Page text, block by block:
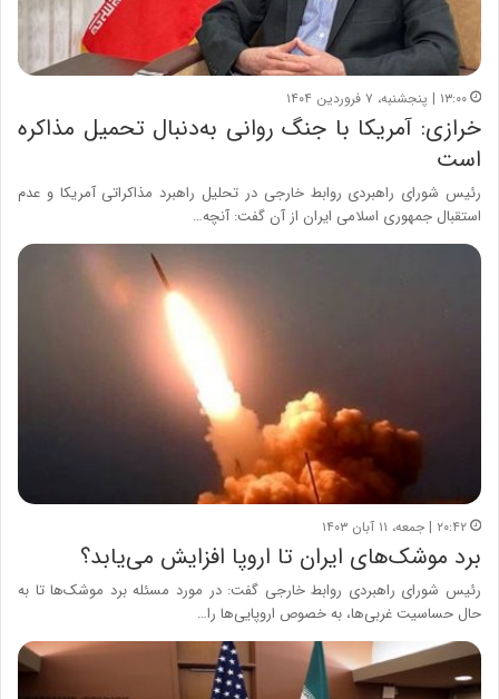
۱۳:۰۰ | پنجشنبه، ۷ فروردین ۱۴۰۴
خرازی: آمریکا با جنگ روانی به‌دنبال تحمیل مذاکره
است
رئیس شورای راهبردی روابط خارجی در تحلیل راهبرد مذاکراتی آمریکا و عدم
استقبال جمهوری اسلامی ایران از آن گفت: آنچه…
۲۰:۴۲ | جمعه، ۱۱ آبان ۱۴۰۳
برد موشک‌های ایران تا اروپا افزایش می‌یابد؟
رئیس شورای راهبردی روابط خارجی گفت: در مورد مسئله برد موشک‌ها تا به
حال حساسیت غربی‌ها، به خصوص اروپایی‌ها را…